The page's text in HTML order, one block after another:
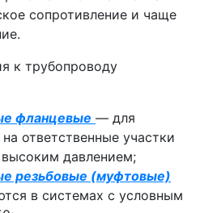
сопротивление и чаще
к трубопроводу
фланцевые — для
ответственные участки
давлением;
резьбовые (муфтовые)
в системах с условным